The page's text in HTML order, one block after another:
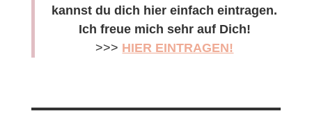
kannst du dich hier einfach eintragen.
Ich freue mich sehr auf Dich!
>>> HIER EINTRAGEN!